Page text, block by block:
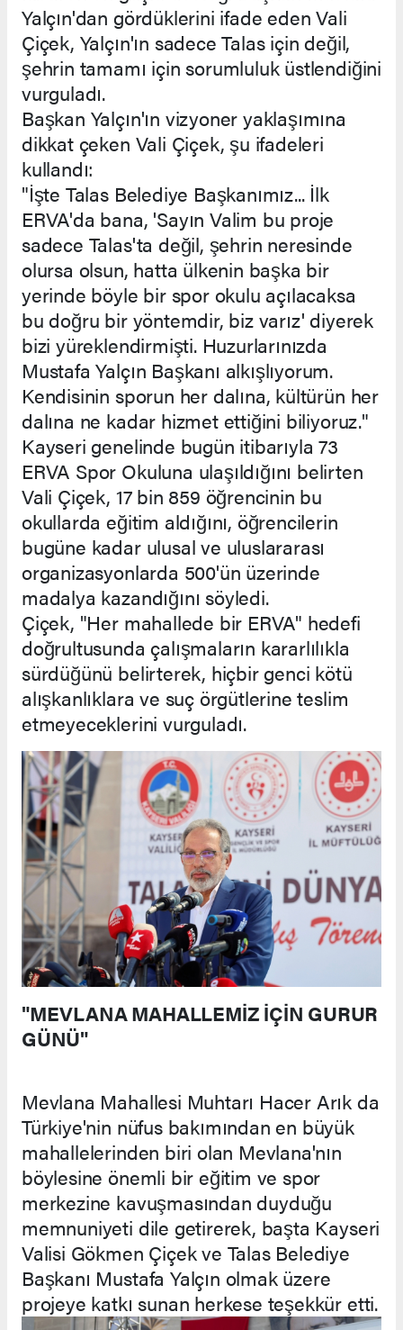
Yalçın'dan gördüklerini ifade eden Vali
Çiçek, Yalçın'ın sadece Talas için değil,
şehrin tamamı için sorumluluk üstlendiğini
vurguladı.
Başkan Yalçın'ın vizyoner yaklaşımına
dikkat çeken Vali Çiçek, şu ifadeleri
kullandı:
"İşte Talas Belediye Başkanımız... İlk
ERVA'da bana, 'Sayın Valim bu proje
sadece Talas'ta değil, şehrin neresinde
olursa olsun, hatta ülkenin başka bir
yerinde böyle bir spor okulu açılacaksa
bu doğru bir yöntemdir, biz varız' diyerek
bizi yüreklendirmişti. Huzurlarınızda
Mustafa Yalçın Başkanı alkışlıyorum.
Kendisinin sporun her dalına, kültürün her
dalına ne kadar hizmet ettiğini biliyoruz."
Kayseri genelinde bugün itibarıyla 73
ERVA Spor Okuluna ulaşıldığını belirten
Vali Çiçek, 17 bin 859 öğrencinin bu
okullarda eğitim aldığını, öğrencilerin
bugüne kadar ulusal ve uluslararası
organizasyonlarda 500'ün üzerinde
madalya kazandığını söyledi.
Çiçek, "Her mahallede bir ERVA" hedefi
doğrultusunda çalışmaların kararlılıkla
sürdüğünü belirterek, hiçbir genci kötü
alışkanlıklara ve suç örgütlerine teslim
etmeyeceklerini vurguladı.
"MEVLANA MAHALLEMİZ İÇİN GURUR
GÜNÜ"
Mevlana Mahallesi Muhtarı Hacer Arık da
Türkiye'nin nüfus bakımından en büyük
mahallelerinden biri olan Mevlana'nın
böylesine önemli bir eğitim ve spor
merkezine kavuşmasından duyduğu
memnuniyeti dile getirerek, başta Kayseri
Valisi Gökmen Çiçek ve Talas Belediye
Başkanı Mustafa Yalçın olmak üzere
projeye katkı sunan herkese teşekkür etti.